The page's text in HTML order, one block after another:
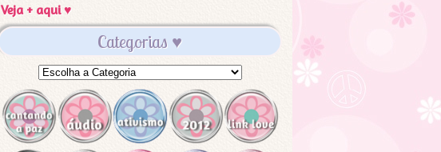
Veja + aqui ♥
Categorias ♥